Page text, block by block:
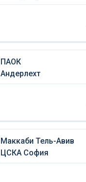
ПАОК
Андерлехт
Маккаби Тель-Авив
ЦСКА София